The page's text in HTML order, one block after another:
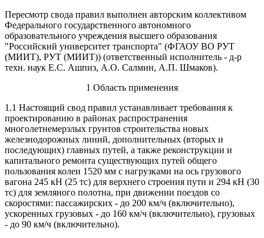
Пересмотр свода правил выполнен авторским коллективом
Федерального государственного автономного
образовательного учреждения высшего образования
"Российский университет транспорта" (ФГАОУ ВО РУТ
(МИИТ), РУТ (МИИТ)) (ответственный исполнитель - д-р
техн. наук Е.С. Ашпиз, А.О. Салмин, А.П. Шмаков).
1 Область применения
1.1 Настоящий свод правил устанавливает требования к
проектированию в районах распространения
многолетнемерзлых грунтов строительства новых
железнодорожных линий, дополнительных (вторых и
последующих) главных путей, а также реконструкции и
капитального ремонта существующих путей общего
пользования колеи 1520 мм с нагрузками на ось грузового
вагона 245 кН (25 тс) для верхнего строения пути и 294 кН (30
тс) для земляного полотна, при движении поездов со
скоростями: пассажирских - до 200 км/ч (включительно),
ускоренных грузовых - до 160 км/ч (включительно), грузовых
- до 90 км/ч (включительно).